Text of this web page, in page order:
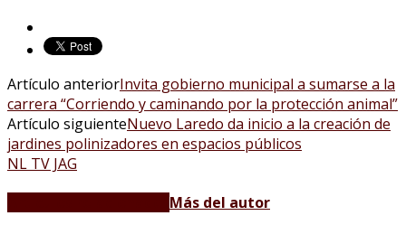
Artículo anteriorInvita gobierno municipal a sumarse a la
carrera “Corriendo y caminando por la protección animal”
Artículo siguienteNuevo Laredo da inicio a la creación de
jardines polinizadores en espacios públicos
NL TV JAG
Más del autor